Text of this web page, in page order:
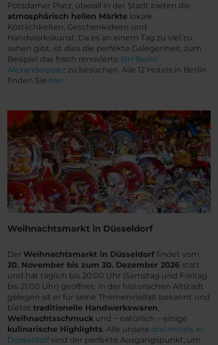
Potsdamer Platz, überall in der Stadt bieten die
atmosphärisch hellen Märkte lokale
Köstlichkeiten, Geschenkideen und
Handwerkskunst. Da es an einem Tag zu viel zu
sehen gibt, ist dies die perfekte Gelegenheit, zum
Beispiel das frisch renovierte NH Berlin
Alexanderplatz zu besuchen. Alle 12 Hotels in Berlin
finden Sie hier.
Weihnachtsmarkt in Düsseldorf
Der Weihnachtsmarkt in Düsseldorf findet vom
20. November bis zum 30. Dezember 2026 statt
und hat täglich bis 20:00 Uhr (Samstag und Freitag
bis 21:00 Uhr) geöffnet. In der historischen Altstadt
gelegen ist er für seine Themenvielfalt bekannt und
bietet traditionelle Handwerkswaren,
Weihnachtsschmuck und − natürlich − einige
kulinarische Highlights. Alle unsere drei Hotels in
Düsseldorfsind der perfekte Ausgangspunkt, um